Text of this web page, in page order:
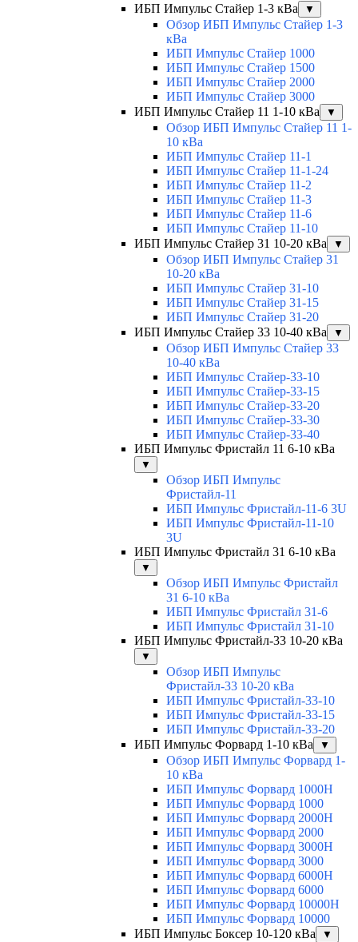
ИБП Импульс Стайер 1-3 кВа
▼
Обзор ИБП Импульс Стайер 1-3
кВа
ИБП Импульс Стайер 1000
ИБП Импульс Стайер 1500
ИБП Импульс Стайер 2000
ИБП Импульс Стайер 3000
ИБП Импульс Стайер 11 1-10 кВа
▼
Обзор ИБП Импульс Стайер 11 1-
10 кВа
ИБП Импульс Стайер 11-1
ИБП Импульс Стайер 11-1-24
ИБП Импульс Стайер 11-2
ИБП Импульс Стайер 11-3
ИБП Импульс Стайер 11-6
ИБП Импульс Стайер 11-10
ИБП Импульс Стайер 31 10-20 кВа
▼
Обзор ИБП Импульс Стайер 31
10-20 кВа
ИБП Импульс Стайер 31-10
ИБП Импульс Стайер 31-15
ИБП Импульс Стайер 31-20
ИБП Импульс Стайер 33 10-40 кВа
▼
Обзор ИБП Импульс Стайер 33
10-40 кВа
ИБП Импульс Стайер-33-10
ИБП Импульс Стайер-33-15
ИБП Импульс Стайер-33-20
ИБП Импульс Стайер-33-30
ИБП Импульс Стайер-33-40
ИБП Импульс Фристайл 11 6-10 кВа
▼
Обзор ИБП Импульс
Фристайл-11
ИБП Импульс Фристайл-11-6 3U
ИБП Импульс Фристайл-11-10
3U
ИБП Импульс Фристайл 31 6-10 кВа
▼
Обзор ИБП Импульс Фристайл
31 6-10 кВа
ИБП Импульс Фристайл 31-6
ИБП Импульс Фристайл 31-10
ИБП Импульс Фристайл-33 10-20 кВа
▼
Обзор ИБП Импульс
Фристайл-33 10-20 кВа
ИБП Импульс Фристайл-33-10
ИБП Импульс Фристайл-33-15
ИБП Импульс Фристайл-33-20
ИБП Импульс Форвард 1-10 кВа
▼
Обзор ИБП Импульс Форвард 1-
10 кВа
ИБП Импульс Форвард 1000H
ИБП Импульс Форвард 1000
ИБП Импульс Форвард 2000H
ИБП Импульс Форвард 2000
ИБП Импульс Форвард 3000H
ИБП Импульс Форвард 3000
ИБП Импульс Форвард 6000H
ИБП Импульс Форвард 6000
ИБП Импульс Форвард 10000H
ИБП Импульс Форвард 10000
ИБП Импульс Боксер 10-120 кВа
▼